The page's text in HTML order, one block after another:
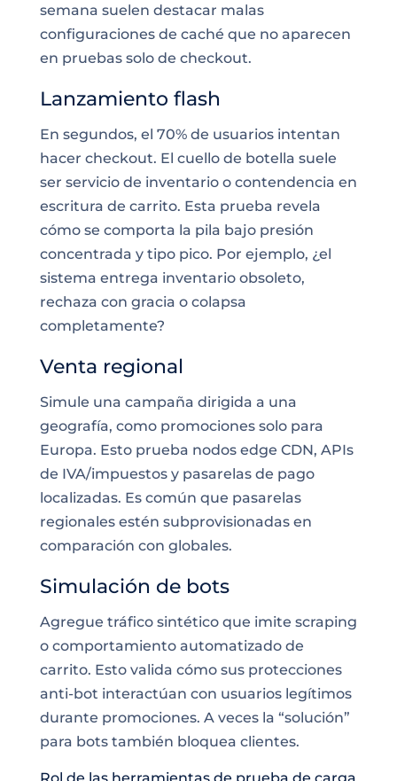
semana suelen destacar malas
configuraciones de caché que no aparecen
en pruebas solo de checkout.
Lanzamiento flash
En segundos, el 70% de usuarios intentan
hacer checkout. El cuello de botella suele
ser servicio de inventario o contendencia en
escritura de carrito. Esta prueba revela
cómo se comporta la pila bajo presión
concentrada y tipo pico. Por ejemplo, ¿el
sistema entrega inventario obsoleto,
rechaza con gracia o colapsa
completamente?
Venta regional
Simule una campaña dirigida a una
geografía, como promociones solo para
Europa. Esto prueba nodos edge CDN, APIs
de IVA/impuestos y pasarelas de pago
localizadas. Es común que pasarelas
regionales estén subprovisionadas en
comparación con globales.
Simulación de bots
Agregue tráfico sintético que imite scraping
o comportamiento automatizado de
carrito. Esto valida cómo sus protecciones
anti-bot interactúan con usuarios legítimos
durante promociones. A veces la “solución”
para bots también bloquea clientes.